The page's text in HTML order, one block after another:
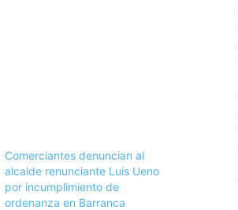
Comerciantes denuncian al
alcalde renunciante Luis Ueno
por incumplimiento de
ordenanza en Barranca